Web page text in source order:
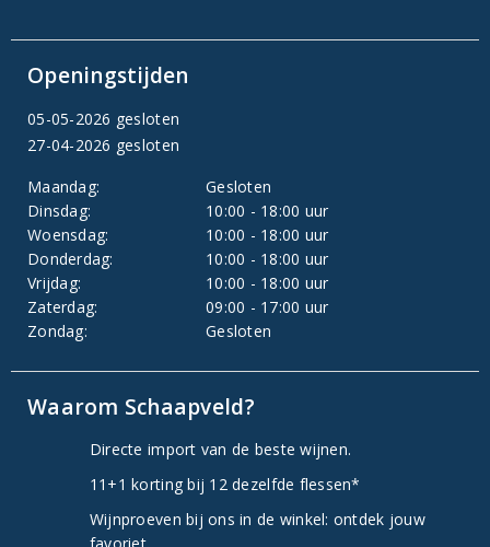
Openingstijden
05-05-2026 gesloten
27-04-2026 gesloten
Maandag:
Gesloten
Dinsdag:
10:00 - 18:00 uur
Woensdag:
10:00 - 18:00 uur
Donderdag:
10:00 - 18:00 uur
Vrijdag:
10:00 - 18:00 uur
Zaterdag:
09:00 - 17:00 uur
Zondag:
Gesloten
Waarom Schaapveld?
Directe import van de beste wijnen.
11+1 korting bij 12 dezelfde flessen*
Wijnproeven bij ons in de winkel: ontdek jouw